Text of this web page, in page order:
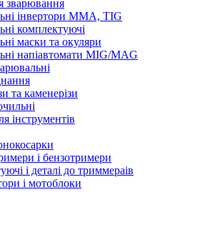
зварювання
інвертори ММА, TIG
комплектуючі
маски та окуляри
напіавтомати MIG/MAG
та каменерізи
інструментів
і бензотримери
і деталі до триммераів
і мотоблоки